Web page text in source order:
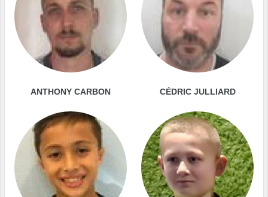
ANTHONY CARBON CÉDRIC JULLIARD